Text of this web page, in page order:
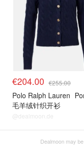
€204.00 €255.00
Polo Ralph Lauren
毛羊绒针织开衫
@dealmoon.de
Dealmoon may